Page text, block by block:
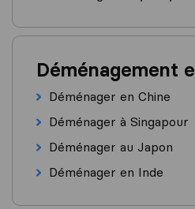
Déménagement
Déménager en Chine
Déménager à Singapour
Déménager au Japon
Déménager en Inde